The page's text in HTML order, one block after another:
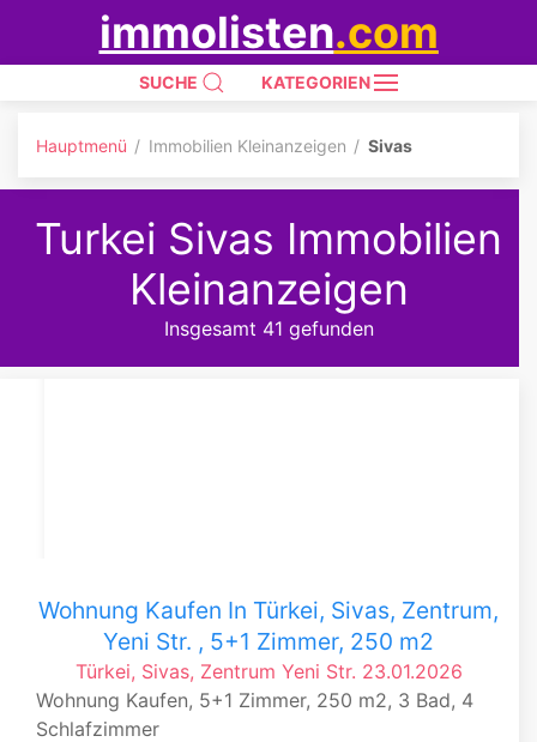
immolisten.com
SUCHE KATEGORIEN
Hauptmenü Immobilien Kleinanzeigen Sivas
Turkei Sivas Immobilien
Kleinanzeigen
Insgesamt 41 gefunden
Wohnung Kaufen In Türkei, Sivas, Zentrum,
Yeni Str. , 5+1 Zimmer, 250 m2
Türkei, Sivas, Zentrum Yeni Str. 23.01.2026
Wohnung Kaufen, 5+1 Zimmer, 250 m2, 3 Bad, 4
Schlafzimmer